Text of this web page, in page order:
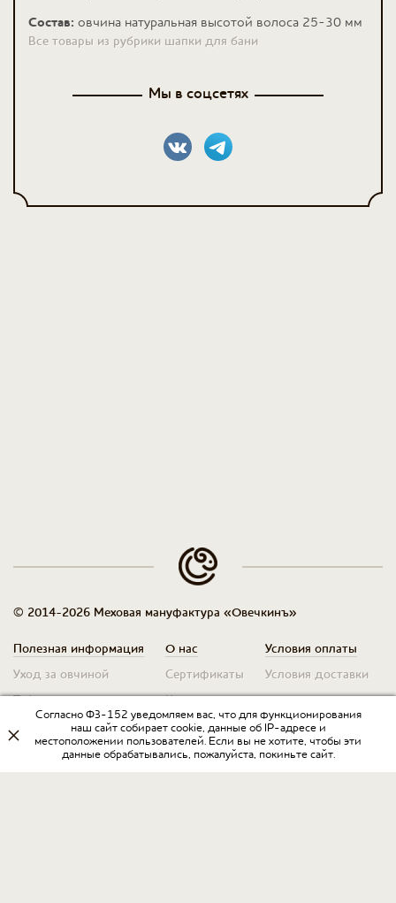
Состав: овчина натуральная высотой волоса 25-30 мм
Все товары из рубрики шапки для бани
Мы в соцсетях
© 2014-2026 Меховая мануфактура «Овечкинъ»
Полезная информация
Уход за овчиной
Таблица размеров
О нас
Сертификаты
Контакты
Условия оплаты
Условия доставки
Оплата для юр. лиц
Условия возврата
Оптовикам
Договор оферты
Согласно ФЗ-152 уведомляем вас, что для функционирования
наш сайт собирает cookie, данные об IP-адресе и
местоположении пользователей. Если вы не хотите, чтобы эти
данные обрабатывались, пожалуйста, покиньте сайт.